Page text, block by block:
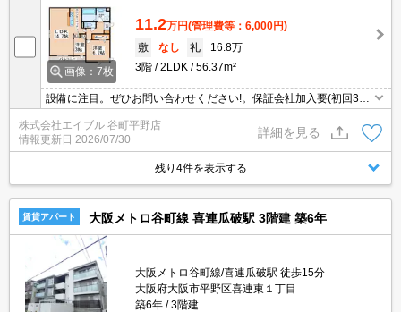
画像：7枚
11.2万円(管理費等：6,000円)
敷
なし 礼
16.8万
3階
2LDK 56.37m²
設備に注目。ぜひお問い合わせください!。保証会社加入要(初回35,
000円、月額総支払額の1％+800円/月)。追い焚き機能付きバス。シ
ャワー付独立洗面台。ALSOKホームセキュリティ付で安心。
株式会社エイブル 谷町平野店
情報更新日 2026/07/30
詳細を見る
残り4件を表示する
賃貸アパート 大阪メトロ谷町線 喜連瓜破駅 3階建 築6年
大阪メトロ谷町線/喜連瓜破駅 徒歩15分
大阪府大阪市平野区喜連東１丁目
築6年
3階建